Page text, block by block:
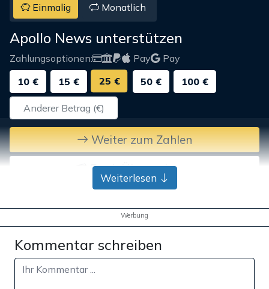
Einmalig Monatlich
Apollo News unterstützen
Zahlungsoptionen: Pay
Pay
10 €
15 € 25 € 50 € 100 €
Weiter zum Zahlen
Bank-Überweisung
Weiterlesen
Werbung
Kommentar schreiben